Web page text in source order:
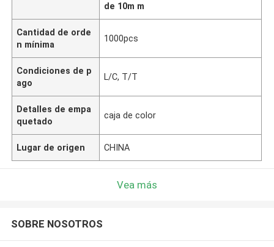
de 10m m
Cantidad de orde
n mínima
1000pcs
Condiciones de p
ago
L/C, T/T
Detalles de empa
quetado
caja de color
Lugar de origen CHINA
Vea más
SOBRE NOSOTROS